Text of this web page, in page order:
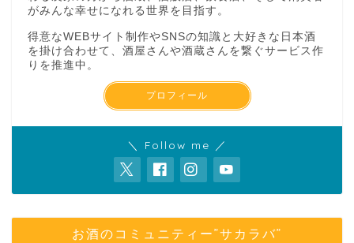
がみんな幸せになれる世界を目指す。
得意なWEBサイト制作やSNSの知識と大好きな日本酒
を掛け合わせて、酒屋さんや酒蔵さんを繋ぐサービス作
りを推進中。
プロフィール
＼ Follow me ／
お酒のコミュニティー”サカラバ”